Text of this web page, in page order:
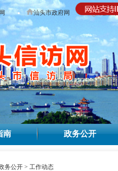
汕头市政府网 无障
南 政务公开
务公开 > 工作动态